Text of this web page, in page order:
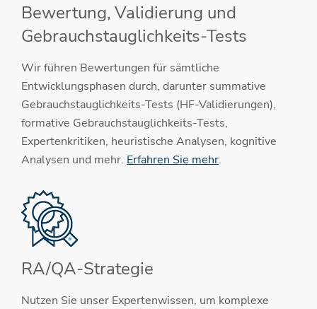
Bewertung, Validierung und
Gebrauchstauglichkeits-Tests
Wir führen Bewertungen für sämtliche
Entwicklungsphasen durch, darunter summative
Gebrauchstauglichkeits-Tests (HF-Validierungen),
formative Gebrauchstauglichkeits-Tests,
Expertenkritiken, heuristische Analysen, kognitive
Analysen und mehr. Erfahren Sie mehr.
RA/QA-Strategie
Nutzen Sie unser Expertenwissen, um komplexe